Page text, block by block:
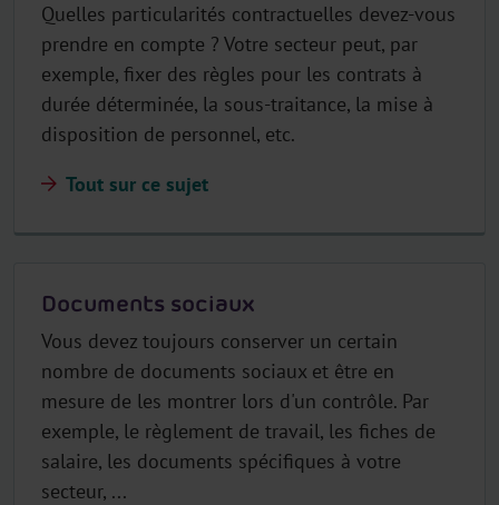
Quelles particularités contractuelles devez-vous
prendre en compte ? Votre secteur peut, par
exemple, fixer des règles pour les contrats à
durée déterminée, la sous-traitance, la mise à
disposition de personnel, etc.
Tout sur ce sujet
Documents sociaux
Vous devez toujours conserver un certain
nombre de documents sociaux et être en
mesure de les montrer lors d'un contrôle. Par
exemple, le règlement de travail, les fiches de
salaire, les documents spécifiques à votre
secteur, ...